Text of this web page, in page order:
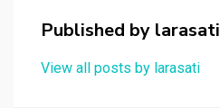
o
k
p
p
Published by larasati
View all posts by larasati